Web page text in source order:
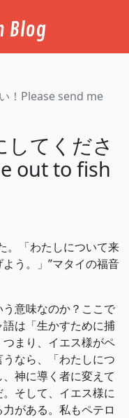
Blog
！Please send me
してくださ
out to fish
。「わたしについて来
う。」”マタイの福音
う意味なのか？ここで
は「生かすために捕
まり、イエス様がペ
なら、「わたしにつ
神に導く者に変えて
そして、イエス様に
がある。私もペテロ